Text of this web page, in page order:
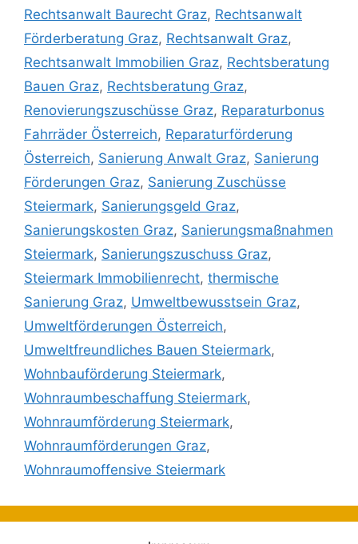
Rechtsanwalt Baurecht Graz, Rechtsanwalt
Förderberatung Graz, Rechtsanwalt Graz,
Rechtsanwalt Immobilien Graz, Rechtsberatung
Bauen Graz, Rechtsberatung Graz,
Renovierungszuschüsse Graz, Reparaturbonus
Fahrräder Österreich, Reparaturförderung
Österreich, Sanierung Anwalt Graz, Sanierung
Förderungen Graz, Sanierung Zuschüsse
Steiermark, Sanierungsgeld Graz,
Sanierungskosten Graz, Sanierungsmaßnahmen
Steiermark, Sanierungszuschuss Graz,
Steiermark Immobilienrecht, thermische
Sanierung Graz, Umweltbewusstsein Graz,
Umweltförderungen Österreich,
Umweltfreundliches Bauen Steiermark,
Wohnbauförderung Steiermark,
Wohnraumbeschaffung Steiermark,
Wohnraumförderung Steiermark,
Wohnraumförderungen Graz,
Wohnraumoffensive Steiermark